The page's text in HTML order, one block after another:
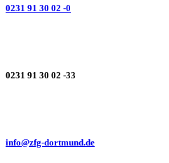
0231 91 30 02 -0
0231 91 30 02 -33
info@zfg-dortmund.de